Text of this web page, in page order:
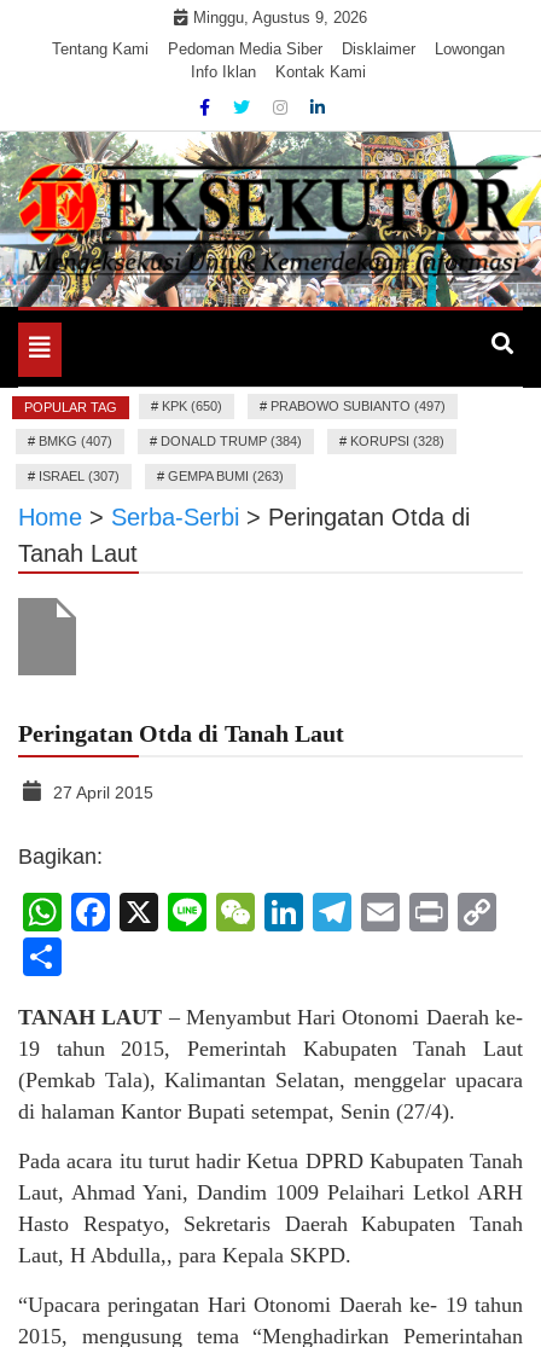
Minggu, Agustus 9, 2026
Tentang Kami
Pedoman Media Siber Disklaimer
Lowongan
Info Iklan
Kontak Kami
EKSEKUTOR
Mengeksekusi Berita Untuk Kemerdekaan dan Keadilan
Toggle
navigation
POPULAR TAG # KPK (650) # PRABOWO SUBIANTO (497)
# BMKG (407) # DONALD TRUMP (384) # KORUPSI (328)
# ISRAEL (307) # GEMPA BUMI (263)
Home > Serba-Serbi > Peringatan Otda di
Tanah Laut
Peringatan Otda di Tanah Laut
27 April 2015
Bagikan:
WhatsApp
Facebook
X LineWeChat
LinkedIn
Telegram
Email
Print
TANAH LAUT – Menyambut Hari Otonomi Daerah ke-
19 tahun 2015, Pemerintah Kabupaten Tanah Laut
(Pemkab Tala), Kalimantan Selatan, menggelar upacara
di halaman Kantor Bupati setempat, Senin (27/4).
Pada acara itu turut hadir Ketua DPRD Kabupaten Tanah
Laut, Ahmad Yani, Dandim 1009 Pelaihari Letkol ARH
Hasto Respatyo, Sekretaris Daerah Kabupaten Tanah
Laut, H Abdulla,, para Kepala SKPD.
“Upacara peringatan Hari Otonomi Daerah ke- 19 tahun
2015, mengusung tema “Menghadirkan Pemerintahan